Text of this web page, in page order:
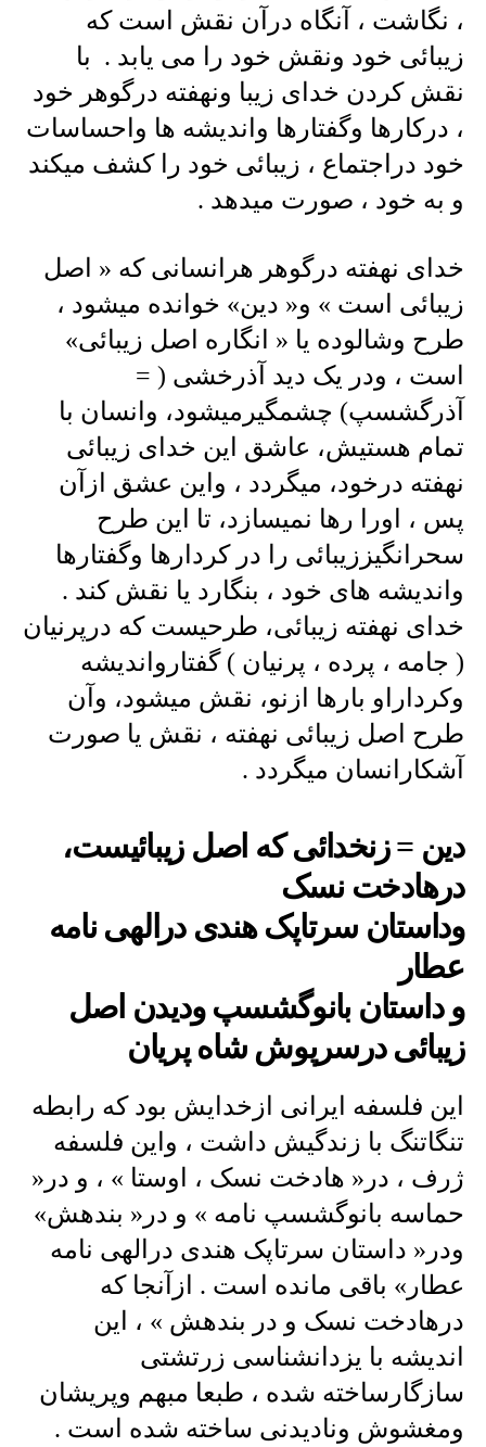
، نگاشت ، آنگاه درآن نقش است که
زیبائی خود ونقش خود را می یابد . با
نقش کردن خدای زیبا ونهفته درگوهر خود
، درکارها وگفتارها واندیشه ها واحساسات
خود دراجتماع ، زیبائی خود را کشف میکند
و به خود ، صورت میدهد .
خدای نهفته درگوهر هرانسانی که « اصل
زیبائی است » و« دین» خوانده میشود ،
طرح وشالوده یا « انگاره اصل زیبائی»
است ، ودر یک دید آذرخشی ( =
آذرگشسپ) چشمگیرمیشود، وانسان با
تمام هستیش، عاشق این خدای زیبائی
نهفته درخود، میگردد ، واین عشق ازآن
پس ، اورا رها نمیسازد، تا این طرح
سحرانگیززیبائی را در کردارها وگفتارها
واندیشه های خود ، بنگارد یا نقش کند .
خدای نهفته زیبائی، طرحیست که درپرنیان
( جامه ، پرده ، پرنیان ) گفتارواندیشه
وکرداراو بارها ازنو، نقش میشود، وآن
طرح اصل زیبائی نهفته ، نقش یا صورت
آشکارانسان میگردد .
دین = زنخدائی که اصل زیبائیست،
درهادخت نسک
وداستان سرتاپک هندی درالهی نامه
عطار
و داستان بانوگشسپ ودیدن اصل
زیبائی درسرپوش شاه پریان
این فلسفه ایرانی ازخدایش بود که رابطه
تنگاتنگ با زندگیش داشت ، واین فلسفه
ژرف ، در« هادخت نسک ، اوستا » ، و در«
حماسه بانوگشسپ نامه » و در« بندهش»
ودر« داستان سرتاپک هندی درالهی نامه
عطار» باقی مانده است . ازآنجا که
درهادخت نسک و در بندهش » ، این
اندیشه با یزدانشناسی زرتشتی
سازگارساخته شده ، طبعا مبهم وپریشان
ومغشوش ونادیدنی ساخته شده است .